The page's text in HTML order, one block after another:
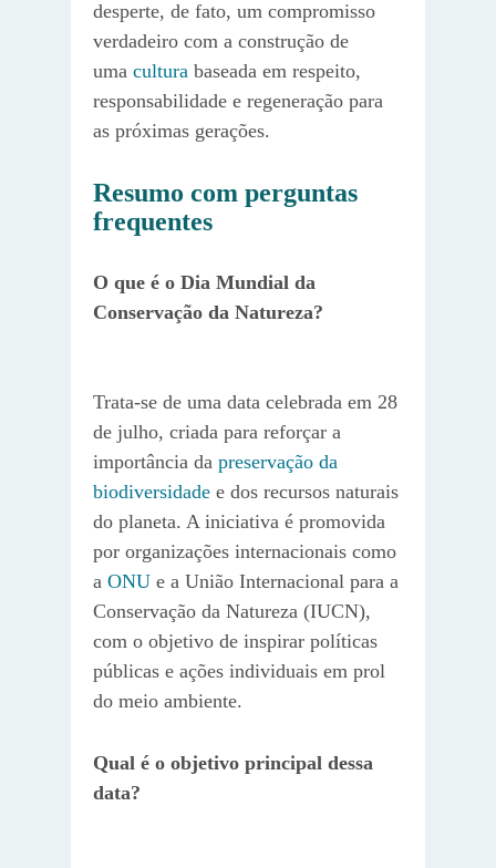
desperte, de fato, um compromisso
verdadeiro com a construção de
uma cultura baseada em respeito,
responsabilidade e regeneração para
as próximas gerações.
Resumo com perguntas
frequentes
O que é o Dia Mundial da
Conservação da Natureza?
Trata-se de uma data celebrada em 28
de julho, criada para reforçar a
importância da preservação da
biodiversidade e dos recursos naturais
do planeta. A iniciativa é promovida
por organizações internacionais como
a ONU e a União Internacional para a
Conservação da Natureza (IUCN),
com o objetivo de inspirar políticas
públicas e ações individuais em prol
do meio ambiente.
Qual é o objetivo principal dessa
data?